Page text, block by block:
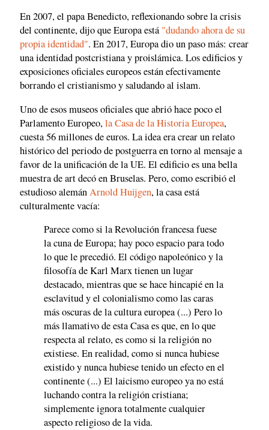
En 2007, el papa Benedicto, reflexionando sobre la crisis
del continente, dijo que Europa está "dudando ahora de su
propia identidad". En 2017, Europa dio un paso más: crear
una identidad postcristiana y proislámica. Los edificios y
exposiciones oficiales europeos están efectivamente
borrando el cristianismo y saludando al islam.
Uno de esos museos oficiales que abrió hace poco el
Parlamento Europeo,la Casa de la Historia Europea,
cuesta 56 millones de euros. La idea era crear un relato
histórico del periodo de postguerra en torno al mensaje a
favor de la unificación de la UE. El edificio es una bella
muestra de art decó en Bruselas. Pero, como escribió el
estudioso alemánArnold Huijgen, la casa está
culturalmente vacía:
Parece como si la Revolución francesa fuese
la cuna de Europa; hay poco espacio para todo
lo que le precedió. El código napoleónico y la
filosofía de Karl Marx tienen un lugar
destacado, mientras que se hace hincapié en la
esclavitud y el colonialismo como las caras
más oscuras de la cultura europea (...) Pero lo
más llamativo de esta Casa es que, en lo que
respecta al relato, es como si la religión no
existiese. En realidad, como si nunca hubiese
existido y nunca hubiese tenido un efecto en el
continente (...) El laicismo europeo ya no está
luchando contra la religión cristiana;
simplemente ignora totalmente cualquier
aspecto religioso de la vida.